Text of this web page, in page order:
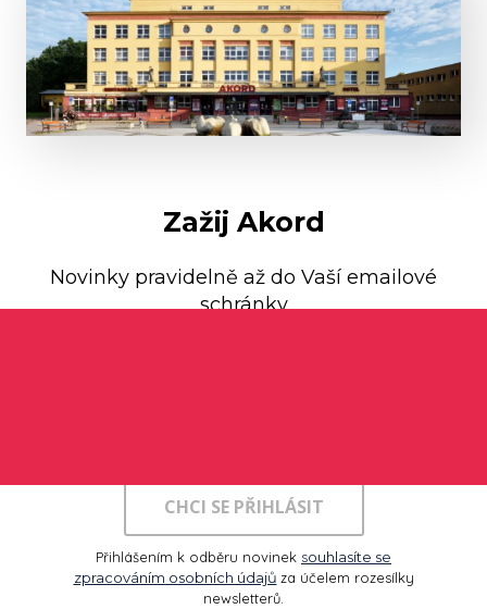
Zažij Akord
Novinky pravidelně až do Vaší emailové
schránky
CHCI SE PŘIHLÁSIT
Přihlášením k odběru novinek souhlasíte se
zpracováním osobních údajů za účelem rozesílky
newsletterů.